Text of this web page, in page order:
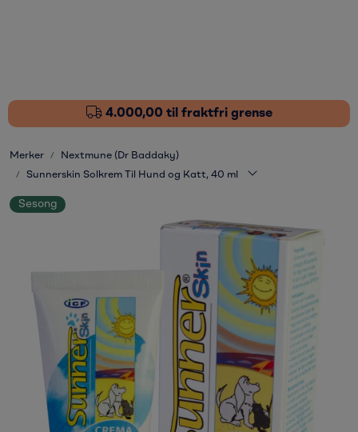
4.000,00 til fraktfri grense
Merker
Nextmune (Dr Baddaky)
Sunnerskin Solkrem Til Hund og Katt, 40 ml
Sesong
Pleieprodukter
Sårstell
Stressdempende
Kampanjer
Sesongvarer
Salgsvarer